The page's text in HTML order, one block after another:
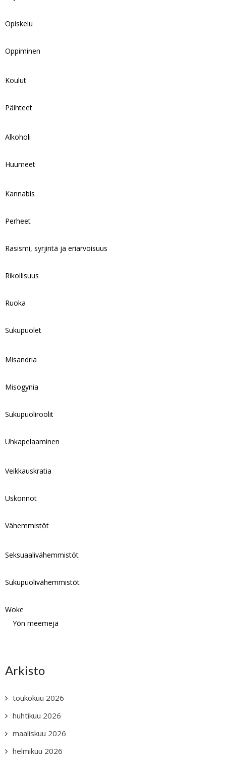
Opiskelu
Oppiminen
Koulut
Päihteet
Alkoholi
Huumeet
Kannabis
Perheet
Rasismi, syrjintä ja eriarvoisuus
Rikollisuus
Ruoka
Sukupuolet
Misandria
Misogynia
Sukupuoliroolit
Uhkapelaaminen
Veikkauskratia
Uskonnot
Vähemmistöt
Seksuaalivähemmistöt
Sukupuolivähemmistöt
Woke
Yön meemejä
Arkisto
toukokuu 2026
huhtikuu 2026
maaliskuu 2026
helmikuu 2026